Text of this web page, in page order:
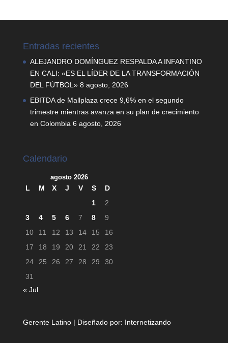
Entradas recientes
ALEJANDRO DOMÍNGUEZ RESPALDA A INFANTINO
EN CALI: «ES EL LÍDER DE LA TRANSFORMACIÓN
DEL FÚTBOL» 8 agosto, 2026
EBITDA de Mallplaza crece 9,6% en el segundo
trimestre mientras avanza en su plan de crecimiento
en Colombia 6 agosto, 2026
Calendario
agosto 2026
L M X J V S
D
1
2
3
4 5 6 7 8
9
10
11 12 13 14 15
16
17
18 19 20 21 22
23
24
25 26 27 28 29
30
31
« Jul
Gerente Latino | Diseñado por: Internetizando